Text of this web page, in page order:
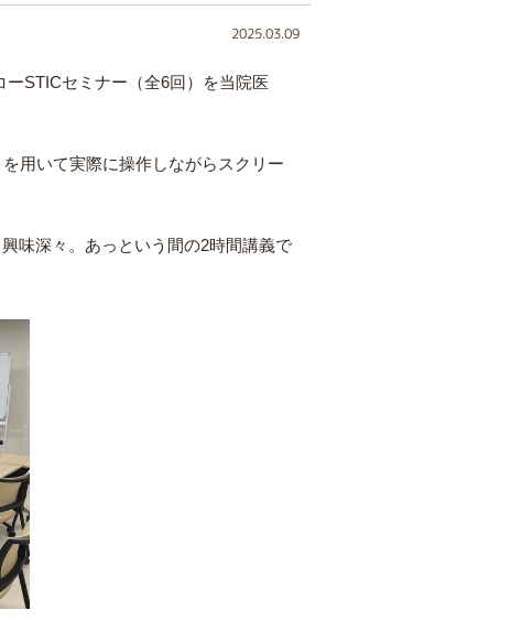
2025.03.09
STICセミナー（全6回）を当院医
用いて実際に操作しながらスクリー
味深々。あっという間の2時間講義で